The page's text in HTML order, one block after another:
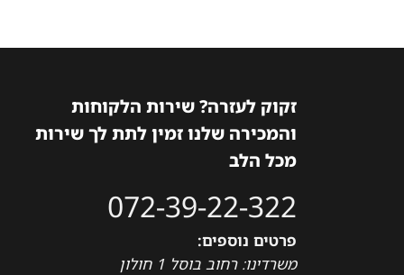
זקוק לעזרה? שירות הלקוחות
והמכירה שלנו זמין לתת לך שירות
מכל הלב
072-39-22-322
פרטים נוספים:
משרדינו: רחוב בוסל 1 חולון